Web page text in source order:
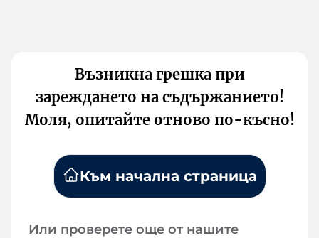
Възникна грешка при
зареждането на съдържанието!
Моля, опитайте отново по-късно!
Към начална страница
Или проверете още от нашите